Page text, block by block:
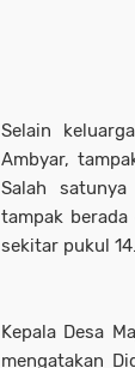
Selain
Ambyar,
Salah
tampak
sekitar pukul
Kepala Desa
mengatakan